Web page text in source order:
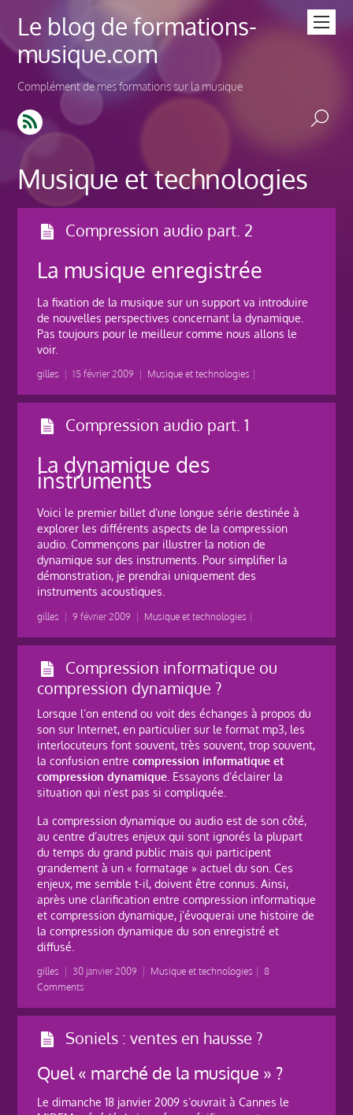
Le blog de formations-
musique.com
Complément de mes formations sur la musique
Musique et technologies
Compression audio part. 2
La musique enregistrée
La fixation de la musique sur un support va introduire
de nouvelles perspectives concernant la dynamique.
Pas toujours pour le meilleur comme nous allons le
voir.
gilles 15 février 2009 Musique et technologies
Compression audio part. 1
La dynamique des
instruments
Voici le premier billet d’une longue série destinée à
explorer les différents aspects de la compression
audio. Commençons par illustrer la notion de
dynamique sur des instruments. Pour simplifier la
démonstration, je prendrai uniquement des
instruments acoustiques.
gilles | 9 février 2009 | Musique et technologies |
Compression informatique ou
compression dynamique ?
Lorsque l’on entend ou voit des échanges à propos du
son sur Internet, en particulier sur le format mp3, les
interlocuteurs font souvent, très souvent, trop souvent,
la confusion entre compression informatique et
compression dynamique . Essayons d’éclairer la
situation qui n’est pas si compliquée.
La compression dynamique ou audio est de son côté,
au centre d’autres enjeux qui sont ignorés la plupart
du temps du grand public mais qui participent
grandement à un « formatage » actuel du son. Ces
enjeux, me semble t-il, doivent être connus. Ainsi,
après une clarification entre compression informatique
et compression dynamique, j’évoquerai une histoire de
la compression dynamique du son enregistré et
diffusé.
gilles 30 janvier 2009 Musique et technologies
8
Comments
Soniels : ventes en hausse ?
Quel « marché de la musique » ?
Le dimanche 18 janvier 2009 s’ouvrait à Cannes le